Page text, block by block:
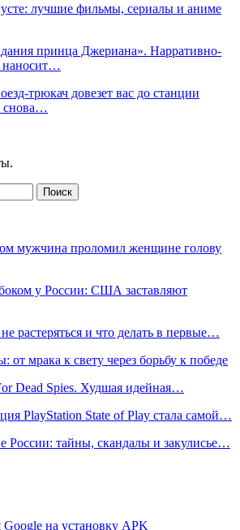
лучшие фильмы, сериалы и аниме
принца Джериана». Нарративно-
наносит…
трюкач довезет вас до станции
снова…
мужчина проломил женщине голову
у России: США заставляют
растеряться и что делать в первые…
от мрака к свету через борьбу к победе
Dead Spies. Худшая идейная…
PlayStation State of Play стала самой…
России: тайны, скандалы и закулисье…
на установку APK